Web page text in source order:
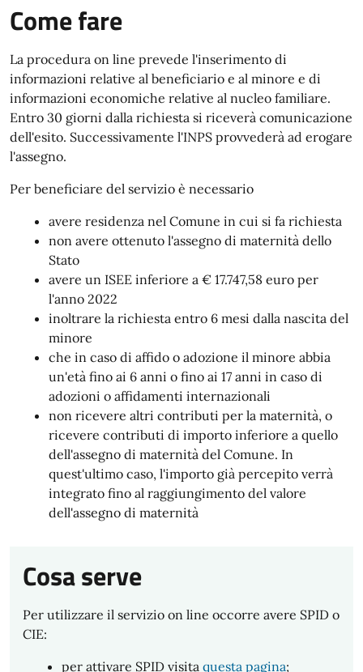
Come fare
La procedura on line prevede l'inserimento di
informazioni relative al beneficiario e al minore e di
informazioni economiche relative al nucleo familiare.
Entro 30 giorni dalla richiesta si riceverà comunicazione
dell'esito. Successivamente l'INPS provvederà ad erogare
l'assegno.
Per beneficiare del servizio è necessario
avere residenza nel Comune in cui si fa richiesta
non avere ottenuto l'assegno di maternità dello
Stato
avere un ISEE inferiore a € 17.747,58 euro per
l'anno 2022
inoltrare la richiesta entro 6 mesi dalla nascita del
minore
che in caso di affido o adozione il minore abbia
un'età fino ai 6 anni o fino ai 17 anni in caso di
adozioni o affidamenti internazionali
non ricevere altri contributi per la maternità, o
ricevere contributi di importo inferiore a quello
dell'assegno di maternità del Comune. In
quest'ultimo caso, l'importo già percepito verrà
integrato fino al raggiungimento del valore
dell'assegno di maternità
Cosa serve
Per utilizzare il servizio on line occorre avere SPID o
CIE:
per attivare SPID visita questa pagina;